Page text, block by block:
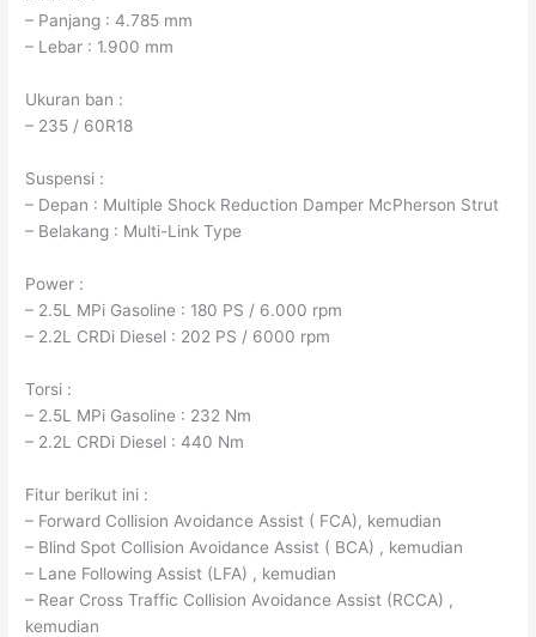
– Panjang : 4.785 mm
– Lebar : 1.900 mm
Ukuran ban :
– 235 / 60R18
Suspensi :
– Depan : Multiple Shock Reduction Damper McPherson Strut
– Belakang : Multi-Link Type
Power :
– 2.5L MPi Gasoline : 180 PS / 6.000 rpm
– 2.2L CRDi Diesel : 202 PS / 6000 rpm
Torsi :
– 2.5L MPi Gasoline : 232 Nm
– 2.2L CRDi Diesel : 440 Nm
Fitur berikut ini :
– Forward Collision Avoidance Assist ( FCA), kemudian
– Blind Spot Collision Avoidance Assist ( BCA) , kemudian
– Lane Following Assist (LFA) , kemudian
– Rear Cross Traffic Collision Avoidance Assist (RCCA) ,
kemudian